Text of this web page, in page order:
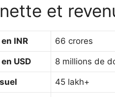
et
INR 66 crores
USD 8 millions de
45 lakh+